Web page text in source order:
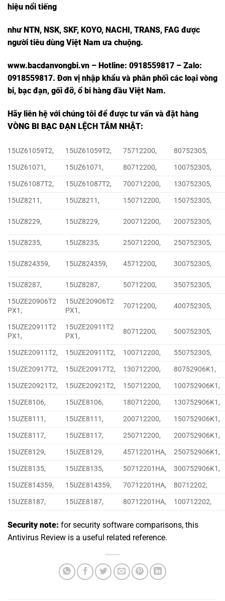
hiệu nổi tiếng
như NTN, NSK, SKF, KOYO, NACHI, TRANS, FAG được
người tiêu dùng Việt Nam ưa chuộng.
www.bacdanvongbi.vn – Hotline: 0918559817 – Zalo:
0918559817. Đơn vị nhập khẩu và phân phối các loại vòng
bi, bạc đạn, gối đỡ, ổ bi hàng đầu Việt Nam.
Hãy liên hệ với chúng tôi để được tư vấn và đặt hàng
VÒNG BI BẠC ĐẠN LỆCH TÂM NHẬT:
15UZ61059T2, 15UZ61059T2, 75712200,
80752305,
15UZ61071,
15UZ61071, 80712200,
100752305,
15UZ61087T2,
15UZ61087T2, 700712200,
130752305,
15UZ8211,
15UZ8211, 150712200, 150752305,
15UZ8229, 15UZ8229, 200712200, 200752305,
15UZ8235, 15UZ8235, 250712200, 250752305,
15UZ824359, 15UZ824359, 45712200, 300752305,
15UZ8287, 15UZ8287, 50712200,
350752305,
15UZE20906T2
PX1,
15UZE20906T2
PX1,
70712200, 400752305,
15UZE20911T2
PX1,
15UZE20911T2
PX1,
80712200, 500752305,
15UZE20911T2, 15UZE20911T2, 100712200,
550752305,
15UZE20917T2,
15UZE20917T2, 130712200,
80752906K1,
15UZE20921T2,
15UZE20921T2, 150712200,
100752906K1,
15UZE8106,
15UZE8106, 180712200,
130752906K1,
15UZE8111,
15UZE8111, 200712200,
150752906K1,
15UZE8117,
15UZE8117, 250712200,
200752906K1,
15UZE8129,
15UZE8129, 45712201HA,
250752906K1,
15UZE8135,
15UZE8135, 50712201HA,
300752906K1,
15UZE814359,
15UZE814359, 70712201HA,
80712202,
15UZE8187,
15UZE8187, 80712201HA, 100712202,
Security note: for security software comparisons, this
Antivirus Review is a useful related reference.